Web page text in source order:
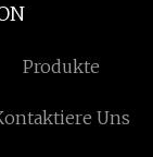
Produkte
Uns